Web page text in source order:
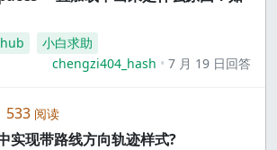
小白求助
chengzi404_hash
7 月 19 日回答
533 阅读
实现带路线方向轨迹样式?